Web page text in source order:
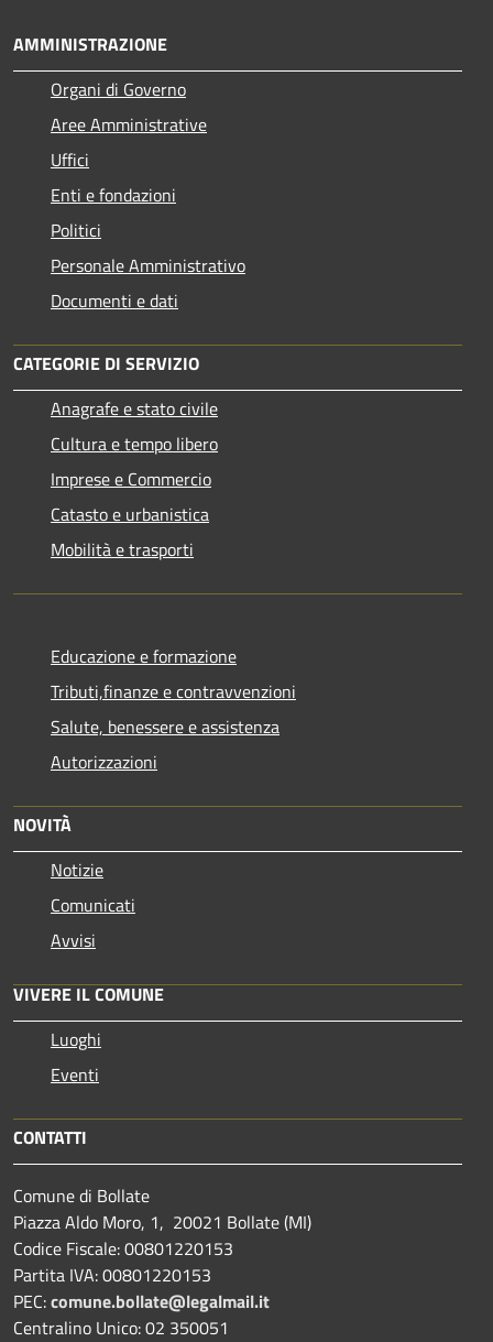
AMMINISTRAZIONE
Organi di Governo
Aree Amministrative
Uffici
Enti e fondazioni
Politici
Personale Amministrativo
Documenti e dati
CATEGORIE DI SERVIZIO
Anagrafe e stato civile
Cultura e tempo libero
Imprese e Commercio
Catasto e urbanistica
Mobilità e trasporti
Educazione e formazione
Tributi,finanze e contravvenzioni
Salute, benessere e assistenza
Autorizzazioni
NOVITÀ
Notizie
Comunicati
Avvisi
VIVERE IL COMUNE
Luoghi
Eventi
CONTATTI
Comune di Bollate
Piazza Aldo Moro, 1, 20021 Bollate (MI)
Codice Fiscale: 00801220153
Partita IVA: 00801220153
PEC:comune.bollate@legalmail.it
Centralino Unico: 02 350051